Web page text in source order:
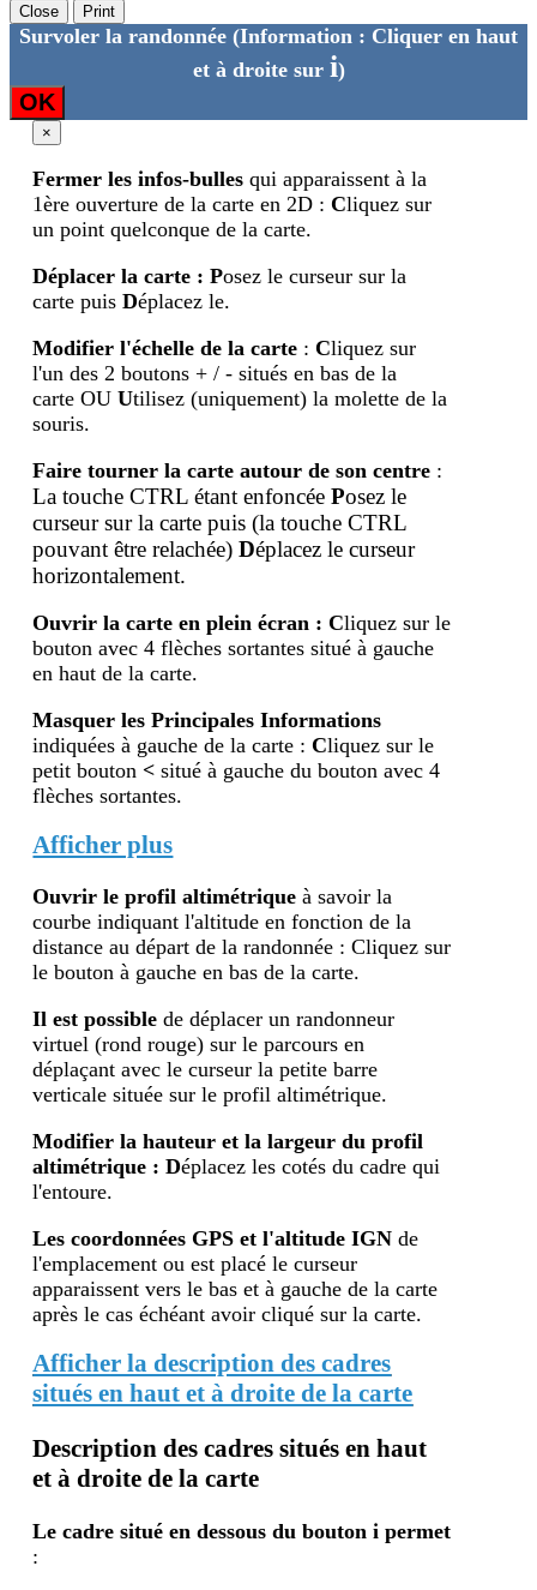
Close Print
Survoler la randonnée (Information : Cliquer en haut
et à droite sur i)
OK
×
Fermer les infos-bullesqui apparaissent à la
1ère ouverture de la carte en 2D :Cliquez sur
un point quelconque de la carte.
Déplacer la carte : Posez le curseur sur la
carte puisDéplacez le.
Modifier l'échelle de la carte :Cliquez sur
l'un des 2 boutons + / - situés en bas de la
carte OUUtilisez (uniquement) la molette de la
souris.
Faire tourner la carte autour de son centre :
La touche CTRL étant enfoncéePosez le
curseur sur la carte puis (la toucheCTRL
pouvant être relachée)Déplacez le curseur
horizontalement.
Ouvrir la carte en plein écran :Cliquez sur le
bouton avec 4 flèches sortantes situé à gauche
en haut de la carte.
Masquer les Principales Informations
indiquées à gauche de la carte :Cliquez sur le
petit bouton < situé à gauche du bouton avec 4
flèches sortantes.
Afficher plus
Ouvrir le profil altimétrique à savoir la
courbe indiquant l'altitude en fonction de la
distance au départ de la randonnée : Cliquez sur
le bouton à gauche en bas de la carte.
Il est possible de déplacer un randonneur
virtuel (rond rouge) sur le parcours en
déplaçant avec le curseur la petite barre
verticale située sur le profil altimétrique.
Modifier la hauteur et la largeur du profil
altimétrique : Déplacez les cotés du cadre qui
l'entoure.
Les coordonnées GPS et l'altitude IGN de
l'emplacement ou est placé le curseur
apparaissent vers le bas et à gauche de la carte
après le cas échéant avoir cliqué sur la carte.
Afficher la description des cadres
situés en haut et à droite de la carte
Description des cadres situés en haut
et à droite de la carte
Le cadre situé en dessous du bouton ipermet
: